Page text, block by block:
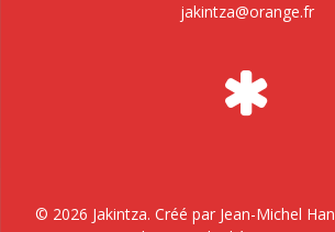
jakintza@orange.fr
© 2026 Jakintza. Créé par Jean-Michel